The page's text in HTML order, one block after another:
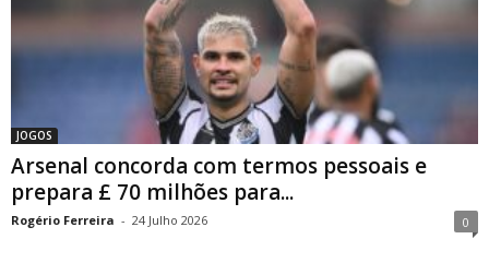
JOGOS
Arsenal concorda com termos pessoais e
prepara £ 70 milhões para...
Rogério Ferreira - 24 Julho 2026 0